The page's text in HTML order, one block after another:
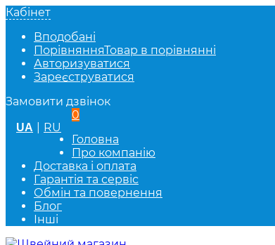
Кабінет
Вподобані
ПорівнянняТовар в порівнянні
Авторизуватися
Зареєструватися
Замовити дзвінок
UA RU
0
Головна
Про компанію
Доставка і оплата
Гарантія та сервіс
Обмін та повернення
Блог
Інші